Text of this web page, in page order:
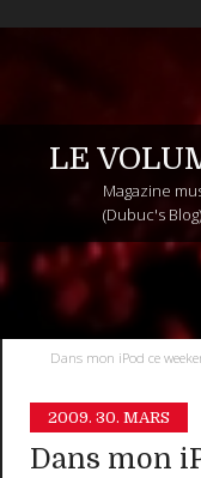
LE
Magazine
(Dubuc's Blog)
Dans mon iPod ce
2009. 30. MARS
Dans mon